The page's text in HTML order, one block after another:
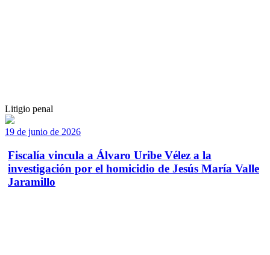
Litigio penal
19 de junio de 2026
Fiscalía vincula a Álvaro Uribe Vélez a la
investigación por el homicidio de Jesús María Valle
Jaramillo